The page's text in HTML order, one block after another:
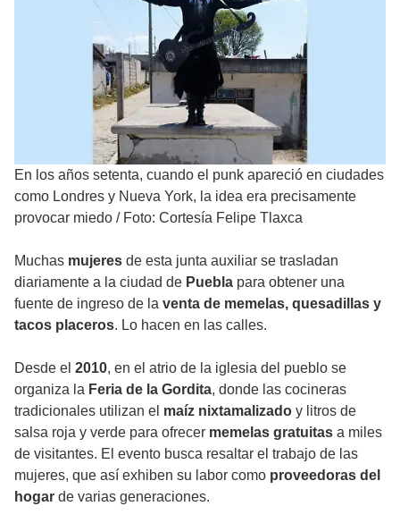
En los años setenta, cuando el punk apareció en ciudades
como Londres y Nueva York, la idea era precisamente
provocar miedo / Foto: Cortesía Felipe Tlaxca
Muchas mujeres de esta junta auxiliar se trasladan
diariamente a la ciudad de Puebla para obtener una
fuente de ingreso de la venta de memelas, quesadillas y
tacos placeros. Lo hacen en las calles.
Desde el 2010, en el atrio de la iglesia del pueblo se
organiza la Feria de la Gordita, donde las cocineras
tradicionales utilizan el maíz nixtamalizado y litros de
salsa roja y verde para ofrecer memelas gratuitas a miles
de visitantes. El evento busca resaltar el trabajo de las
mujeres, que así exhiben su labor como proveedoras del
hogar de varias generaciones.